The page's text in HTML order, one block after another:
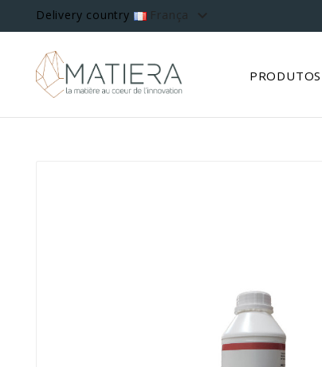
Delivery country França 
PRODUTOS